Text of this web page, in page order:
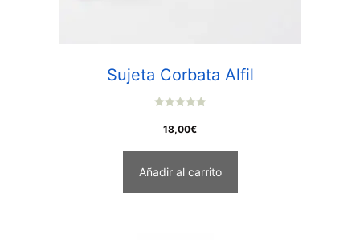
Sujeta Corbata Alfil
o
5
18,00€
Añadir al carrito